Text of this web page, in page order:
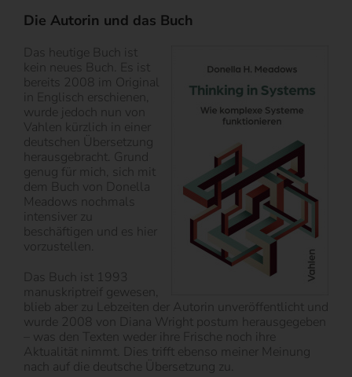
Die Autorin und das Buch
Das heutige Buch ist
kein neues Buch. Es ist
bereits 2008 im Original
in Englisch erschienen,
wurde jedoch nun von
Vahlen kürzlich in einer
deutschen Übersetzung
herausgebracht. Grund
genug für mich, sich mit
dem Buch von Donella
Meadows nochmals
intensiver zu
beschäftigen und es hier
vorzustellen.
Das Buch ist 1993
manuskriptreif gewesen,
blieb aber zu Lebzeiten der Autorin unveröffentlicht und
wurde 2008 von Diana Wright postum herausgegeben
– was den Texten weder ihre Frische noch ihre
Aktualität nimmt. Dies trifft ebenso meiner Meinung
nach auf die deutsche Übersetzung zu.